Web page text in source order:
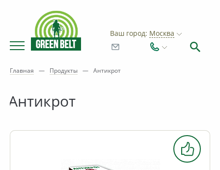
Ваш город: Москва
Главная — Продукты — Антикрот
Антикрот